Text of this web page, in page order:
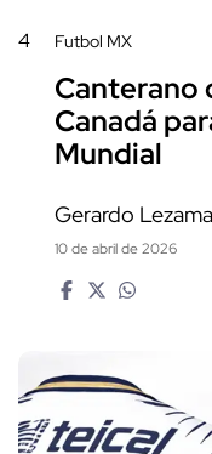
4 Futbol MX
Canterano
Canadá
Mundial
Gerardo Lezama
10 de abril de 2026